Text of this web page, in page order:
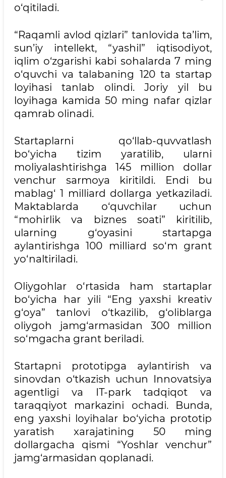
o‘qitiladi.
“Raqamli avlod qizlari” tanlovida ta’lim,
sun’iy intellekt, “yashil” iqtisodiyot,
iqlim o‘zgarishi kabi sohalarda 7 ming
o‘quvchi va talabaning 120 ta startap
loyihasi tanlab olindi. Joriy yil bu
loyihaga kamida 50 ming nafar qizlar
qamrab olinadi.
Startaplarni qo‘llab-quvvatlash
bo‘yicha tizim yaratilib, ularni
moliyalashtirishga 145 million dollar
venchur sarmoya kiritildi. Endi bu
mablag‘ 1 milliard dollarga yetkaziladi.
Maktablarda o‘quvchilar uchun
“mohirlik va biznes soati” kiritilib,
ularning g‘oyasini startapga
aylantirishga 100 milliard so‘m grant
yo‘naltiriladi.
Oliygohlar o‘rtasida ham startaplar
bo‘yicha har yili “Eng yaxshi kreativ
g‘oya” tanlovi o‘tkazilib, g‘oliblarga
oliygoh jamg‘armasidan 300 million
so‘mgacha grant beriladi.
Startapni prototipga aylantirish va
sinovdan o‘tkazish uchun Innovatsiya
agentligi va IT-park tadqiqot va
taraqqiyot markazini ochadi. Bunda,
eng yaxshi loyihalar bo‘yicha prototip
yaratish xarajatining 50 ming
dollargacha qismi “Yoshlar venchur”
jamg‘armasidan qoplanadi.